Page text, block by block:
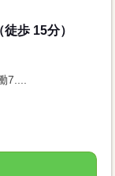
歩 15分）
7....